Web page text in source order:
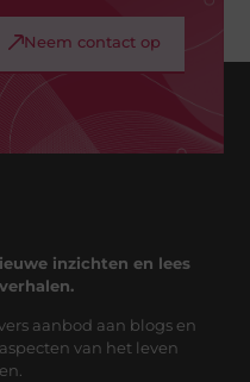
Neem contact op
inzichten en lees
aanbod aan blogs en
van het leven